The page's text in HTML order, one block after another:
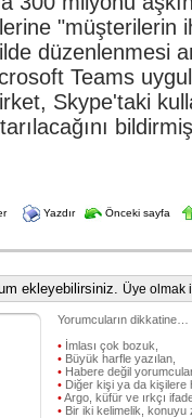
"müşterilerin
düzenlenmesi
Teams
Skype'taki
Yazdır Önceki sayfa
ekleyebilirsiniz. Üye olmak
Yorumcuların dikkatine…
• İmlası çok bozuk,
• Büyük harfle yazılan,
• Habere değil
• Diğer kişi ya da kişilere
•Argo, küfür ve ırkçı
• Bir iki kelimelik, konuyu
Mali
Müdürlüğü
...